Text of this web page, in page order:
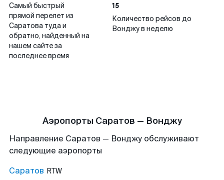
Самый быстрый
прямой перелет из
Саратова туда и
обратно, найденный на
нашем сайте за
последнее время
15
Количество рейсов до
Вонджу в неделю
Аэропорты Саратов — Вонджу
Направление Саратов — Вонджу обслуживают
следующие аэропорты
Саратов RTW